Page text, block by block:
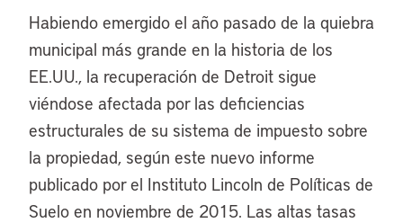
Habiendo emergido el año pasado de la quiebra
municipal más grande en la historia de los
EE.UU., la recuperación de Detroit sigue
viéndose afectada por las deficiencias
estructurales de su sistema de impuesto sobre
la propiedad, según este nuevo informe
publicado por el Instituto Lincoln de Políticas de
Suelo en noviembre de 2015. Las altas tasas